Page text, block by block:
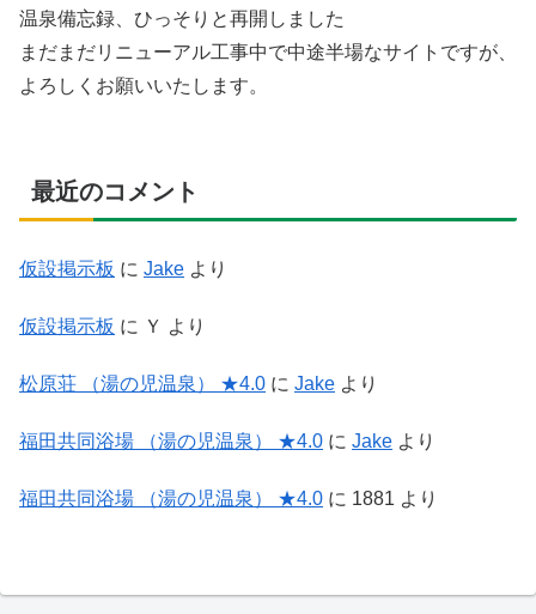
温泉備忘録、ひっそりと再開しました
まだまだリニューアル工事中で中途半場なサイトですが、
よろしくお願いいたします。
最近のコメント
仮設掲示板 に Jake より
仮設掲示板 に Ｙ より
松原荘 （湯の児温泉） ★4.0 に Jake より
福田共同浴場 （湯の児温泉） ★4.0 に Jake より
福田共同浴場 （湯の児温泉） ★4.0 に 1881 より